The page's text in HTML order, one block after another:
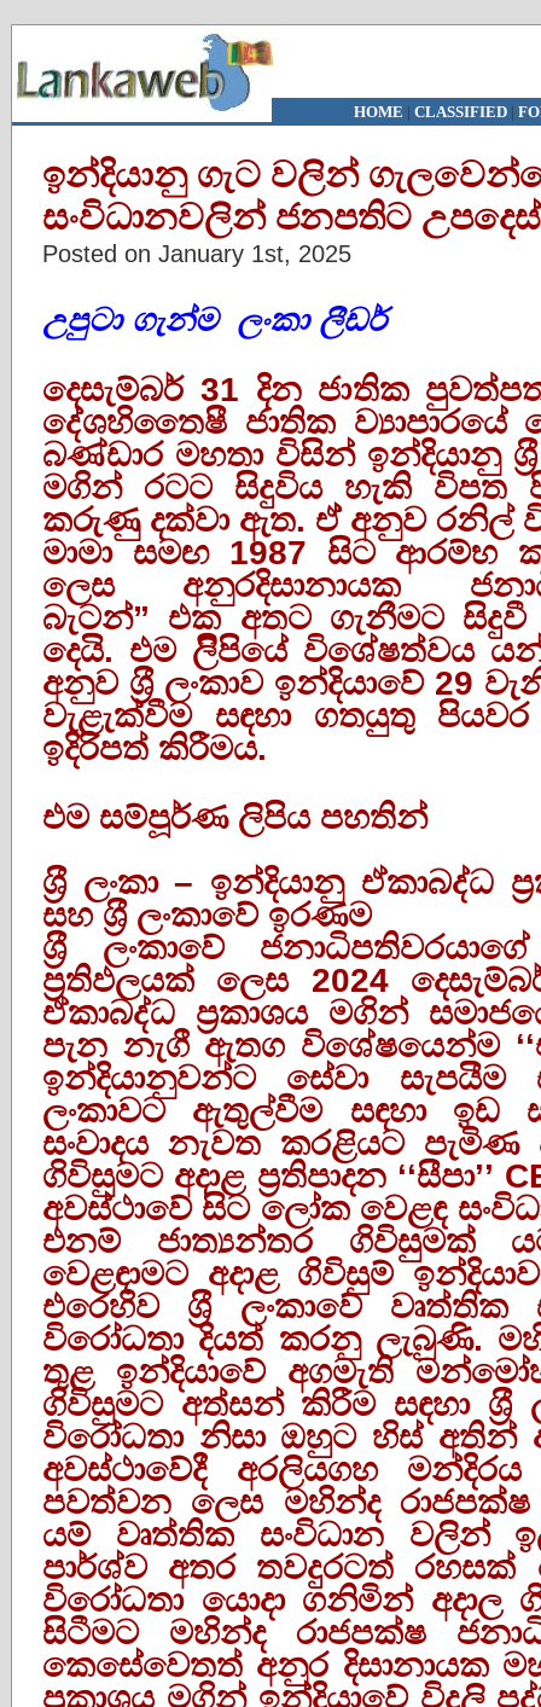
HOME | CLASSIFIED|
ඉන්දියානු ගැට වලින්
සංවිධානවලින් ජනපතිට උපදෙස්
Posted on January 1st, 2025
උපුටා ගැන්ම ලංකා ලීඩර්
දෙසැම්බර් 31 දින ජාතික
දේශහිතෛෂී ජාතික
බණ්ඩාර මහතා විසින් ඉන්දියානු ශ‍්‍රී
මගින් රටට සිදුවිය හැකි විපත
කරුණු දක්වා ඇත. ඒ් අනුව රනිල්
මාමා සමඟ 1987 සිට ආරම්භ
ලෙස අනුරදිසානායක
බැටන්”‍ එක අතට ගැනීමට
දෙයි. එම ලිිපියේ විශේෂත්වය
අනුව ශ‍්‍රී ලංකාව ඉන්දියාවේ 29
වැළැක්වීම සඳහා ගතයුතු
ඉදිරිපත් කිරීමය.
එම සම්පූර්ණ ලිපිය පහතින්
ශ‍්‍රී ලංකා – ඉන්දියානු ඒකාබද්ධ
සහ ශ‍්‍රී ලංකාවේ ඉරණම
ශ‍්‍රී ලංකාවේ ජනාධිපතිවරයාගේ ඉන්දියානු සංචාරයේ ප‍්‍රතිඵලයක් ලෙස 2024 දෙසැම්බර් 16 දින නිකුත් කළ ඒකාබද්ධ ප‍්‍රකාශය මගින් සමාජයේ යම් ආන්දෝලනයක් පැන නැගී ඇතග විශේෂයෙන්ම ‘‘එට්කා’’ ගිවිසුම හෙවත් ඉන්දියානුවන්ට සේවා සැපයීම සහ රැකියා සඳහා ශ‍්‍රී ලංකාවට ඇතුල්වීම සඳහා ඉඩ සලසන ගිවිසුම පිළිබඳ සංවාදය නැවත කරළියට පැමිණ ඇත. එදා 2008 දී එම ගිවිසුමට අදාළ ප‍්‍රතිපාදන ‘‘සීපා’’ CEPA) නමින් ඉදිරිපත් වූ අවස්ථාවේ සිට ලෝක වෙළඳ සංවිධානයේ (GATS) ගිවිසුම එනම් ජාත්‍යන්තර ගිවිසුමක් යටතට පත්වන සේවා වෙළඳාමට අදාළ ගිවිසුම් ඉන්දියාව සමග අත්සන් කිරීමට එරෙහිව ශ‍්‍රී ලංකාවේ වෘත්තික සංවිධාන විසින් ප‍්‍රබල විරෝධතා දියත් කරනු ලැබුණි. මහින්ද රාජපක්ෂ පාලනය තුළ ඉන්දියාවේ අගමැති මන්මෝහන් සිංග් මහතා අදාළ ගිවිසුමට අත්සන් කිරීම සඳහා ශ‍්‍රී ලංකාවට පැමිණියද එම විරෝධතා නිසා ඔහුට හිස් අතින් ආපසු යෑමට සිදුවිය.එම අවස්ථාවේදී අරලියගහ මන්දිරය අබියස විරෝධතාවක් පවත්වන ලෙස මහින්ද රාජපක්ෂ ජනාධිපතිවරයා විසින් යම් වෘත්තික සංවිධාන වලින් ඉල්ලීමක් කළ බව යම් පාර්ශ්ව අතර තවදුරටත් රහසක් නොවේ. ඒ අනුව එම විරෝධතා යොදා ගනිමින් අදාල ගිවිසුම අත්සන් නොකර සිටීමට මහින්ද රාජපක්ෂ ජනාධිපතිවරයා සමත් විය. කෙසේවෙතත් අනුර දිසානායක මහතා එකඟ වූ ඒකාබද්ධ ප‍්‍රකාශය මගින් ඉන්දියාවේ විදුලි පද්ධතිය, ශ‍්‍රී ලංකාවේ විදුලි පද්ධතිය සමග ඒකාබද්ධ කිරීම සහ ඛනිජ තෙල් සෘජුව සැපයීම සඳහා මුහුද යටින් විදුලි කේබලයක් සහ තෙල් නලයක් එලීම සඳහා එකඟ වීම තුළ බංගලාදේශයට සිදු වූ විපත ශ‍්‍රී ලංකාවට සිදුවේදැයි යන්න පිළිබඳව ද සමාජයේ සංවාදයක් පැන නැගී ඇත. ඉන්දියාවේ අගමැතිවරයා ඒකාබද්ධ ප‍්‍රකාශය මගින් පමණක් නොව තම විශේෂ කතාව හෙවත් ප‍්‍රකාශය මගින්ද එම උවමනාව අවධාරණය කර ඇත. අනුර දිසානායක ජනාධිපතිවරයා තම කතාව මගින් ඒ පිළිබඳව අවධාරණය නොකිරීමට පරිස්සම් වී ඇතත් ඒ මගින් ඊට වඩා බරපතළ කාරණා සඳහා එකඟතාවය ප‍්‍රකාශ කර ඇත. උදාහරණයක් ලෙස ඉන්දියාව සමග ආරක්ෂක සහයෝගීතා ගිවිසුමක් අත්සන් කිරීම සඳහා වන උවමනාව ප‍්‍රකාශයට පත් කර ඇත. කෙසේ වෙතත් බලශක්ති පද්ධතිය ඒකාබද්ධකරනය මගින් බංගලාදේශයට සිදු කළ ආකාරයට ශ‍්‍රී ලංකාවේ විදුලි පහන් නිවා දැමීමේ ‘ස්විචය’ ඉන්දියාව විසින් පාලනය කිරීම බරපතල කරුණක් ලෙස මහජන අවධාරණයට ලක් වී ඇත. නමුත් ඉන්දියාවේ අගමැතිවරයා සහ රනිල් වික‍්‍රමසිංහ ජනාධිපතිවරයා විසින් 2023 ජුලි 21 වැනිදා එකඟ වූ ඉන් පසුව ජනාධිපති අනුර දිසානායක මහතා 2024 දෙසැම්බර් 16 දින එකකතාවය ප‍්‍රකාශ කළ ඒකාබද්ධ ප‍්‍රකාශ වල යටි අරමුණු සහ ඒ මඟින් සමස්තයක් ලෙස ශ‍්‍රී ලංකාවට අත්වන ඉරණම පිළිබඳව සමාජයේ ගැඹුරු සංවාදයක් පැන නැගී නැත. කෙසේ වෙතත් මෙවර අනුර දිසානායක මහතා එකඟ වූ ඒකාබද්ධ ප‍්‍රකාශය ඉතා පැහැදිලිව රනිල් වික‍්‍රමසිංහ මහතා ඇති කරගත් එකඟතාවයේ තර්කානුකූල දිගුවක් බව පැහැදිලිව දැක ගත හැක. රනිල් වික‍්‍රමසිංහ මහතා ඉන්දියාවට ගොස් රහසිගතව එකඟ වූ ඒකාබද්ධ ප‍්‍රකාශයේ අඩංගු කරුණු ඉන්දියාවේ විදේශ අමාත්‍යාංශය විසින් එළිදරව් කරන තෙක් ශ‍්‍රී ලංකාවේ පාර්ලිමේන්තුව හෝ අමාත්‍ය මණ්ඩලය දැන නොසිටි බව ඉතා පැහැදිලිය. එසේම එම වකවානුවේදී ඒ පිළිබඳව අද මෙන් සමාජයේ ප‍්‍රශ්න කිරීමක් සිදුවූයේද නැත. නමුත් කරුණු 5ක් යටතේ ගොනු කර තිබූ එම එකඟතාවය පිටු දෙකකින් සමන්විත වූවද ඉතා කෙටියෙන් සහ නිශ්චිත අවධාරණය සහිතව ඉන්දියානු උවමනාවන් ඉදිරිපත් කර තිබුණි. ඒ මගින් ඒකාබද්ධ කරන උපාංග 5ක් මගින් ශ‍්‍රී ලංකාවේ ආර්ථිකය ඉන්දියාවේ ආර්ථිකය සමඟ ඒකාබද්ධ කළ යුතු බව අවධාරණය කෙරිණි. කෙසේ වෙතත් එදා ජාතික බලවේග විසින් ප‍්‍රකාශයට පත් කරනු ලැබුවේ එම ක‍්‍රියාවලිය අවසානයේදී ශ‍්‍රී ලංකාව ඉන්දියාවේ 29 වැනි ප‍්‍රාන්තය බවට පත්වන බවය. මෙවර අනුර දිසානායක ජනාධිපතිවරයා එකඟ වූ ප‍්‍රකාශය රනිල් වික‍්‍රමසිංහ මහතා එකඟ වූ ප‍්‍රකාශයට වඩා දීර්ඝ එකකි. පිටු හතරකින් සමන්විත එම ලේඛනය මගින් කරුණු 34 ක් අවධාරණයට ලක්වී ඇත. එම ප‍්‍රකාශය තුළ රටවල් දෙක අතර දේශපාලන සංවාදය, ආර්ථික සහයෝගීතාවය රාජ්‍ය නිලධාරීන් පුහුණු කිරීම, ණය ප‍්‍රතිව්‍යුහගතකරණය, ආර්ථික ඒකාබද්ධකරනය, බලශක්ති සංවර්ධනය, ඩිජිටල්කරණය ඇතුළත්ව රනිල් වික‍්‍රමසිංහ මහතා එකඟ වූ පස්වැදෑරුම් ආර්ථික ඒකාබද්ධ කරන උපාංග සියල්ලට එකඟතාවය ප‍්‍රකාශ වී ඇත. නමුත් 13වැනි සංශෝධනය සම්පූර්ණයෙන්ම බලාත්මක කිරීම සහ පළාත් සභා මැතිවරණය පැවැත්වීම මගින් දෙමළ ජනතාවගේ අපේක්ෂා ඉටු කළ යුතු බවට ඉන්දියානු අගමැතිවරයා විසින් සිදුකළ අයුතු බලපෑම ඒකාබද්ධ ප‍්‍රකාශයට ඇතුළත් කර නැත. එදා රනිල් වික‍්‍රමසිංහ ජනාධිපතිවරයා තම ප‍්‍රකාශය මගින් එම උවමනාවට එකඟතාවය ප‍්‍රකාශ කළද අනුර දිසානායක මහතා ඊට අදාළව තම කතාව තුළ එකඟතාවයක් ප‍්‍රකාශ නොකිරීමට පරිස්සම් වී ඇත. ඊට හේතුව තම පක්ෂයේ අතීත උරුමය එම කරුණු මත ගොඩනැගී ඇති බැවින් සහ 13 බලාත්මක කිරීමට එරෙහිව මහා සංඝරත්නය ඇතුළු සමාජයේ බරපතළ විරෝධයක් පැවතීම විය හැක.නමුත් අනුර දිසානායක මහතා එදා රනිල් වික‍්‍රමසිංහ මහතා එකඟ වූ සියල්ලට එකඟවන අතර සමාජ සංවාදයකින් තොරව තවත් බරපතළ කරුණු ප‍්‍රමාණයකට එකඟ වී ඇත. ඒ අතරින් පළමුවැන්න ප‍්‍රබල භූ දේශපාලන බලපෑමක් ඇතිවිය හැකි ආකාරයට ආරක්ෂක සහයෝගිතා ගිවිසුම් රාමුවක් (Defence Cooperation) අත්සන් කිරීමට එකඟ වීමය. ඒකාබද්ධව ප‍්‍රකාශය තුළ ආරක්ෂාවට (Security) අදාළ කරුණු වෙනම දක්වා ඇත. නමුත් රනිල් වික‍්‍රමසිංහ මහතා ඇති කරගත් එකඟතාවය තුළ සහ එතුමාගේ ප‍්‍රකාශය මගින් ආරක්ෂාව යන වචනය විශේෂ අවධාරණයකින් තොරව සඳහන් වුවද ආරක්ෂක යන වචනය හෝ ආරක්ෂක ගිවිසුම් පිළිබඳව කිසිවක් සඳහන් වන්නේ නැත. ඒ අනුව අනුර දිසානායක ජනාධිපතිවරයා දක්වා වන ගමනේදී ඉන්දියාව පියවර කිහිපයක් ඉදිරියට තැබීමට තීරණය කර ඇති බව පැහැදිලි වේ. වචන වල වෙනස පිළිබඳව පැහැදිලි කිරීමේ දී සඳහන් කළ යුත්තේ ‘ආරක්ෂක Defence යන වචනය තුළ ආරක්ෂක හමුදා, යුධමය බලය, යුධ උපක‍්‍රම, ජාතික ආරක්ෂාව සහ ස්වෛරී භාවය යන බරපතළ කරුණු අන්තර්ගත වන බවය. නමුත් ‘‘ආරක්ෂාව’’ (Security) යන වචනය තුළ එතරම් බරපතළ නොවව එහෙත් රටක් ලෙස වැදගත් වන ත‍්‍රස්තවාදී තර්ජන, අන්තර්ජාල අපරාධ, සාගර කලාපයේ ආරක්ෂාව සහ හොර ජාවාරම් මැඩලීම මෙන්ම නීතියේ ආධිපත්‍ය පිහිටුවීම ආදිය අන්තර්ගත වේ. ඒ අනුව අනුර දිසානායක ජනාධිපතිවරයා දැනුවත්ව හෝ නොදැනුවත්ව ඉන්දියානු භූ දේශපාලන උවමනාවන් ඉටු කිරීම සඳහා රනිල් වික‍්‍රමසිංහ මහතාට වඩා පියවරක් ඉදිරියට තබා ඇති බව පැහැදිලිය. එම කරුණු වඩා බරපතළ වන්නේ ඉන්දියාව සහ ඇමෙරිකා එක්සත් ජනපදය අතර ආරක්ෂක හෙවත් යුද ගිවිසුම් තුනක් අත්සන් කර තිබීමය. ඊට දෙරටේ ආරක්ෂක හමුදා අතර ඒකාබද්ධතාවය (COMCASA), යුදමය තත්ත්වයක් සඳහා තොරතුරු හුවමාරු කර ගැනීම සහ ඒ සඳහා එකම වේදිකාවක කටයුතු කිරීම (BECA) සහ ශ‍්‍රී ලංකාව සමග ඇමරිකාව අත්සන් කර ඇති ඇක්සා (ACSA) ගිවිසුමට සමාන ආකාරයේ ගිවිසුමක් වන LEMOA නම් වූ ගිවිසුම අයත් වේ. එම තුන්වන ගිවිසුම මගින් රටවල් දෙක අතර යුධමය පහසුකම් සහ ඊට අදාළ සේවා පහසුකම් වලට ප‍්‍රවේශය සහ පිරිස් බලය භාවිතා කිරීම ආදිය අයත් වේ. ඒ අනුව අනුර දිසානායක ජනාධිපතිවරයාගේ එකඟතාවය